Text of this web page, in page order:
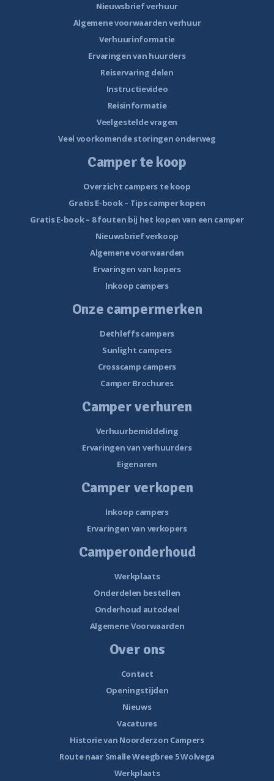
Nieuwsbrief verhuur
Algemene voorwaarden verhuur
Verhuurinformatie
Ervaringen van huurders
Reiservaring delen
Instructievideo
Reisinformatie
Veelgestelde vragen
Veel voorkomende storingen onderweg
Camper te koop
Overzicht campers te koop
Gratis E-book – Tips camper kopen
Gratis E-book – 8 fouten bij het kopen van een camper
Nieuwsbrief verkoop
Algemene voorwaarden
Ervaringen van kopers
Inkoop campers
Onze campermerken
Dethleffs campers
Sunlight campers
Crosscamp campers
Camper Brochures
Camper verhuren
Verhuurbemiddeling
Ervaringen van verhuurders
Eigenaren
Camper verkopen
Inkoop campers
Ervaringen van verkopers
Camperonderhoud
Werkplaats
Onderdelen bestellen
Onderhoud autodeel
Algemene Voorwaarden
Over ons
Contact
Openingstijden
Nieuws
Vacatures
Historie van Noorderzon Campers
Route naar Smalle Weegbree 5 Wolvega
Werkplaats